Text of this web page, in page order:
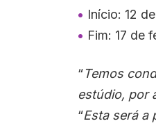
Início: 12
Fim: 17 de
“Temos
estúdio, por
“Esta será a